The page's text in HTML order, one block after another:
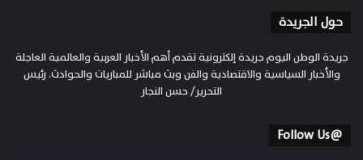
حول الجريدة
جريدة الوطن اليوم جريدة إلكترونية تقدم أهم الأخبار العربية والعالمية العاجلة
والأخبار السياسية والاقتصادية والفن وبث مباشر للمباريات والحوادث. رئيس
التحرير/ حسن النجار
@Follow Us